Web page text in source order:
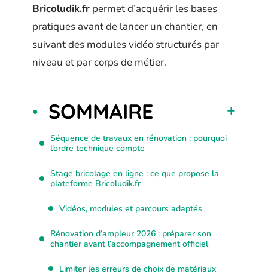
Bricoludik.fr permet d’acquérir les bases
pratiques avant de lancer un chantier, en
suivant des modules vidéo structurés par
niveau et par corps de métier.
SOMMAIRE
Séquence de travaux en rénovation : pourquoi
l’ordre technique compte
Stage bricolage en ligne : ce que propose la
plateforme Bricoludik.fr
Vidéos, modules et parcours adaptés
Rénovation d’ampleur 2026 : préparer son
chantier avant l’accompagnement officiel
Limiter les erreurs de choix de matériaux